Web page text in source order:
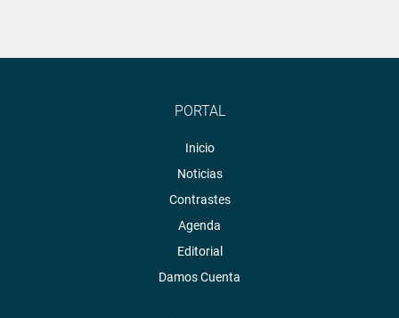
PORTAL
Inicio
Noticias
Contrastes
Agenda
Editorial
Damos Cuenta